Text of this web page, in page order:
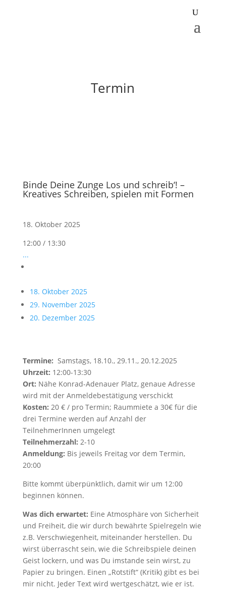
Termin
Binde Deine Zunge Los und schreib‘! –
Kreatives Schreiben, spielen mit Formen
18. Oktober 2025
12:00 / 13:30
...
18. Oktober 2025
29. November 2025
20. Dezember 2025
Termine: Samstags, 18.10., 29.11., 20.12.2025
Uhrzeit: 12:00-13:30
Ort: Nähe Konrad-Adenauer Platz, genaue Adresse
wird mit der Anmeldebestätigung verschickt
Kosten: 20 € / pro Termin; Raummiete a 30€ für die
drei Termine werden auf Anzahl der
TeilnehmerInnen umgelegt
Teilnehmerzahl: 2-10
Anmeldung: Bis jeweils Freitag vor dem Termin,
20:00
Bitte kommt überpünktlich, damit wir um 12:00
beginnen können.
Was dich erwartet: Eine Atmosphäre von Sicherheit
und Freiheit, die wir durch bewährte Spielregeln wie
z.B. Verschwiegenheit, miteinander herstellen. Du
wirst überrascht sein, wie die Schreibspiele deinen
Geist lockern, und was Du imstande sein wirst, zu
Papier zu bringen. Einen „Rotstift“ (Kritik) gibt es bei
mir nicht. Jeder Text wird wertgeschätzt, wie er ist.